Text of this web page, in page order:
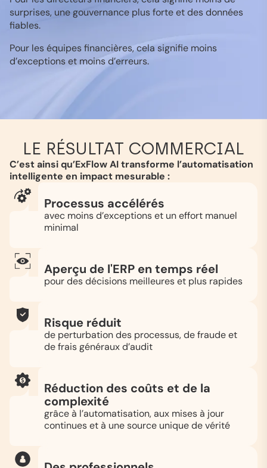
surprises, une gouvernance plus forte et des données
fiables.
Pour les équipes financières, cela signifie moins
d’exceptions et moins d’erreurs.
LE RÉSULTAT COMMERCIAL
C’est ainsi qu’ExFlow AI transforme l’automatisation
intelligente en impact mesurable :
Processus accélérés
avec moins d’exceptions et un effort manuel
minimal
Aperçu de l'ERP en temps réel
pour des décisions meilleures et plus rapides
Risque réduit
de perturbation des processus, de fraude et
de frais généraux d’audit
Réduction des coûts et de la
complexité
grâce à l’automatisation, aux mises à jour
continues et à une source unique de vérité